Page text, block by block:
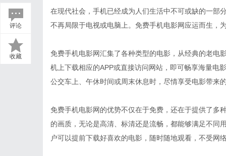
评论
收藏
在现代社会，手机已经成为人们生活中不可或缺的一部
不再局限于电视或电脑上。免费手机电影网应运而生，
免费手机电影网汇集了各种类型的电影，从经典的老电
机上下载相应的APP或直接访问网站，即可畅享海量电
公交车上、午休时间或周末休息时，尽情享受电影带来
免费手机电影网的优势不仅在于免费，还在于提供了多
的画质，无论是高清、标清还是流畅，都能够满足不同
户可以提前下载好喜欢的电影，随时随地观看，不受网